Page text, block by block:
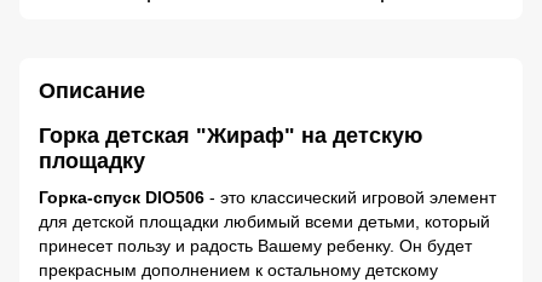
Описание
Горка детская "Жираф" на детскую
площадку
Горка-спуск DIO506 - это классический игровой элемент
для детской площадки любимый всеми детьми, который
принесет пользу и радость Вашему ребенку. Он будет
прекрасным дополнением к остальному детскому